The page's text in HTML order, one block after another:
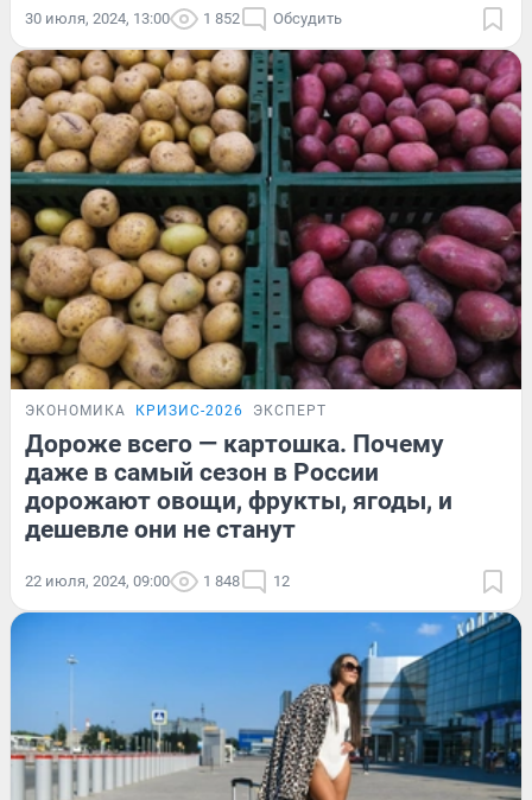
30 июля, 2024, 13:00 1 852 Обсудить
ЭКОНОМИКА КРИЗИС-2026 ЭКСПЕРТ
Дороже всего — картошка. Почему
даже в самый сезон в России
дорожают овощи, фрукты, ягоды, и
дешевле они не станут
22 июля, 2024, 09:00 1 848 12